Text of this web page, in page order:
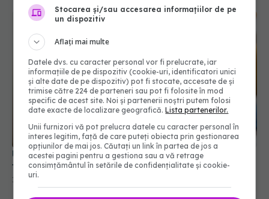
Umidificatorul: 5 beneficii reale și când merită să-l
folosești
18 ian 2026, 08:58
Stocarea și/sau accesarea informațiilor de pe
un dispozitiv
Aflați mai multe
Datele dvs. cu caracter personal vor fi prelucrate, iar
informațiile de pe dispozitiv (cookie-uri, identificatori unici
și alte date de pe dispozitiv) pot fi stocate, accesate de și
trimise către 224 de parteneri sau pot fi folosite în mod
specific de acest site. Noi și partenerii noștri putem folosi
date exacte de localizare geografică.Lista partenerilor.
Unii furnizori vă pot prelucra datele cu caracter personal în
interes legitim, față de care puteți obiecta prin gestionarea
opțiunilor de mai jos. Căutați un link în partea de jos a
acestei pagini pentru a gestiona sau a vă retrage
consimțământul în setările de confidențialitate și cookie-
uri.